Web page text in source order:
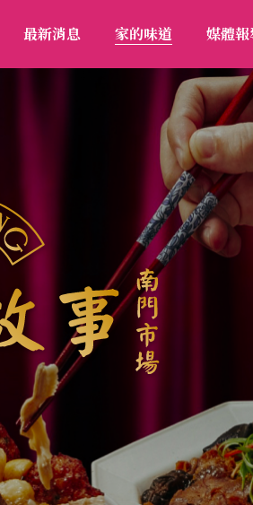
最新消息 家的味道 媒體報